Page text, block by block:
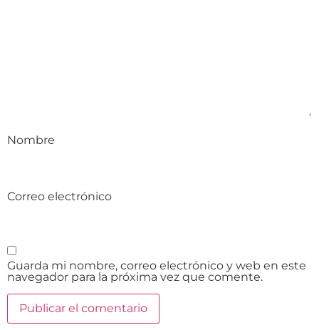
Nombre
Correo electrónico
Guarda mi nombre, correo electrónico y web en este
navegador para la próxima vez que comente.